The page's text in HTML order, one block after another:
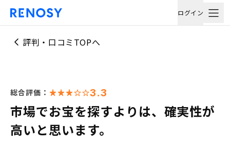
ログイン
評判・口コミTOPへ
総合評価： 3.3
市場でお宝を探すよりは、確実性が
高いと思います。